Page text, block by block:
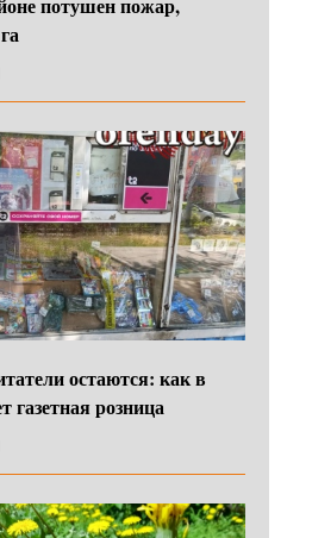
остаются: как в
газетная розница